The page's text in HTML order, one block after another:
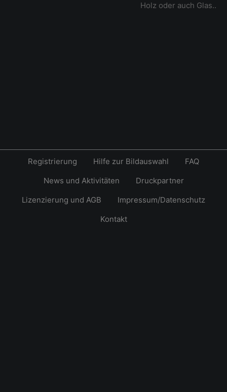
Holz oder auch Glas..
Registrierung Hilfe zur Bildauswahl
FAQ
News und Aktivitäten
Druckpartner
Lizenzierung und AGB
Impressum/Datenschutz
Kontakt